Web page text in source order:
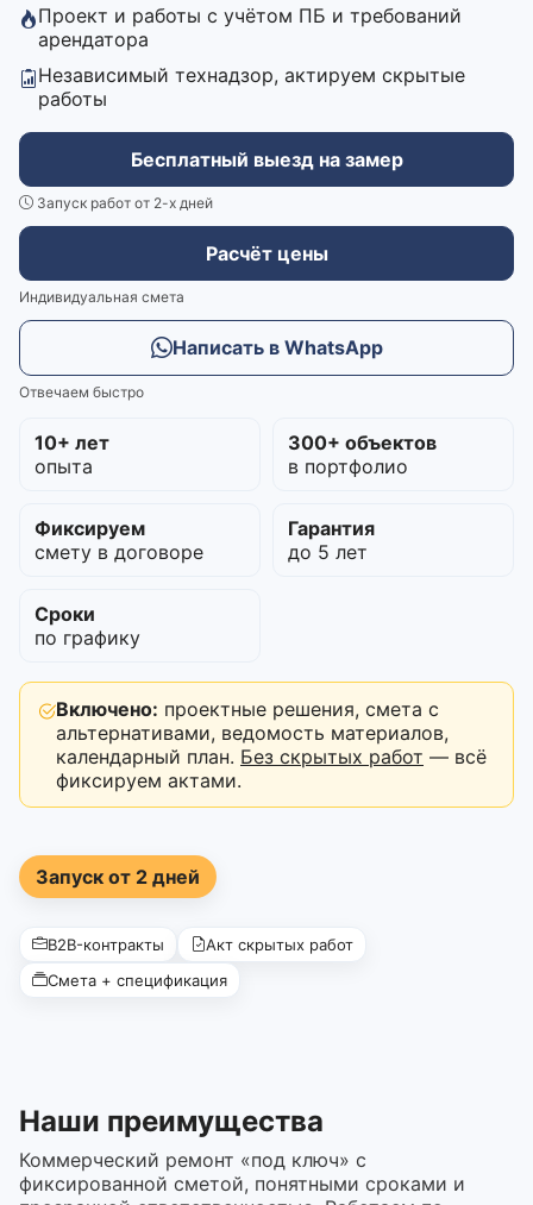
Проект и работы с учётом ПБ и требований
арендатора
Независимый технадзор, актируем скрытые
работы
Бесплатный выезд на замер
Запуск работ от 2-х дней
Расчёт цены
Индивидуальная смета
Написать в WhatsApp
Отвечаем быстро
10+ лет
опыта
300+ объектов
в портфолио
Фиксируем
смету в договоре
Гарантия
до 5 лет
Сроки
по графику
Включено: проектные решения, смета с
альтернативами, ведомость материалов,
календарный план. Без скрытых работ — всё
фиксируем актами.
Запуск от 2 дней
B2B-контракты
Акт скрытых работ
Смета + спецификация
Наши преимущества
Коммерческий ремонт «под ключ» с
фиксированной сметой, понятными сроками и